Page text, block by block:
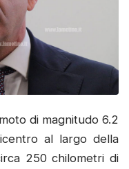
di magnitudo 6.2
al largo della
250 chilometri di